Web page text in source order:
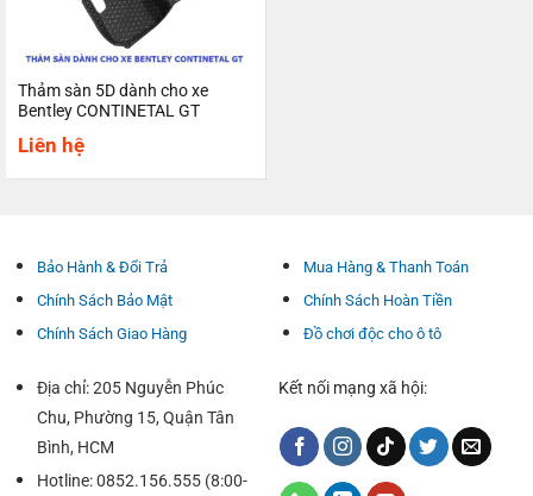
Thảm sàn 5D dành cho xe
Bentley CONTINETAL GT
Liên hệ
Bảo Hành & Đổi Trả
Chính Sách Bảo Mật
Chính Sách Giao Hàng
Mua Hàng & Thanh Toán
Chính Sách Hoàn Tiền
Đồ chơi độc cho ô tô
Địa chỉ: 205 Nguyễn Phúc
Chu, Phường 15, Quận Tân
Bình, HCM
Hotline: 0852.156.555 (8:00-
Kết nối mạng xã hội: